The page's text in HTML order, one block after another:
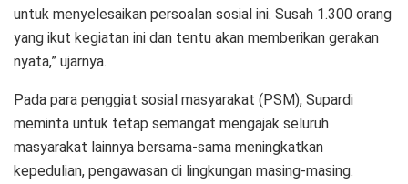
untuk menyelesaikan persoalan sosial ini. Susah 1.300 orang
yang ikut kegiatan ini dan tentu akan memberikan gerakan
nyata,” ujarnya.
Pada para penggiat sosial masyarakat (PSM), Supardi
meminta untuk tetap semangat mengajak seluruh
masyarakat lainnya bersama-sama meningkatkan
kepedulian, pengawasan di lingkungan masing-masing.